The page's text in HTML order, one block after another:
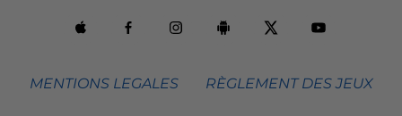
MENTIONS LEGALES RÈGLEMENT DES JEUX